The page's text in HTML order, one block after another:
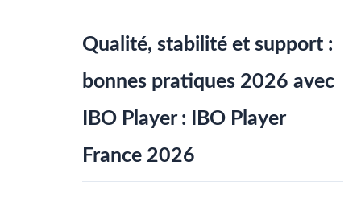
Qualité, stabilité et support :
bonnes pratiques 2026 avec
IBO Player : IBO Player
France 2026